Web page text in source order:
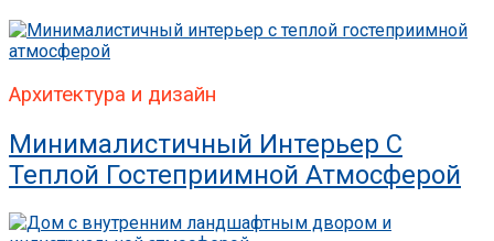
Архитектура и дизайн
Минималистичный Интерьер С
Теплой Гостеприимной Атмосферой